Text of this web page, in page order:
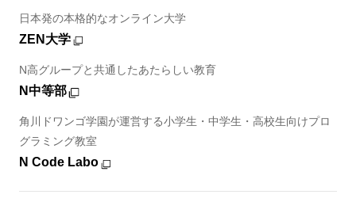
日本発の本格的なオンライン大学
ZEN大学
N高グループと共通したあたらしい教育
N中等部
角川ドワンゴ学園が運営する小学生・中学生・高校生向けプロ
グラミング教室
N Code Labo